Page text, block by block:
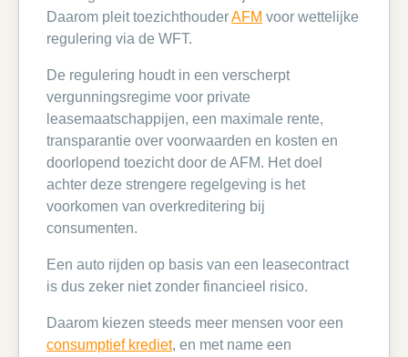
Daarom pleit toezichthouderAFM voor wettelijke
regulering via de WFT.
De regulering houdt in een verscherpt
vergunningsregime voor private
leasemaatschappijen, een maximale rente,
transparantie over voorwaarden en kosten en
doorlopend toezicht door de AFM. Het doel
achter deze strengere regelgeving is het
voorkomen van overkreditering bij
consumenten.
Een auto rijden op basis van een leasecontract
is dus zeker niet zonder financieel risico.
Daarom kiezen steeds meer mensen voor een
consumptief krediet, en met name een